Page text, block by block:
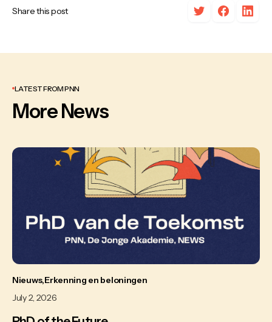
Share this post
LATEST FROM PNN
More News
Nieuws Erkenning en beloningen
July 2, 2026